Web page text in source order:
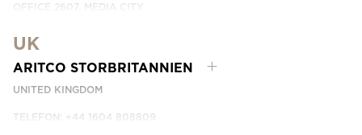
OFFICE 2607, MEDIA CITY
KONTAKTA OSS
UK
ARITCO STORBRITANNIEN
UNITED KINGDOM
TELEFON: +44 1604 808809